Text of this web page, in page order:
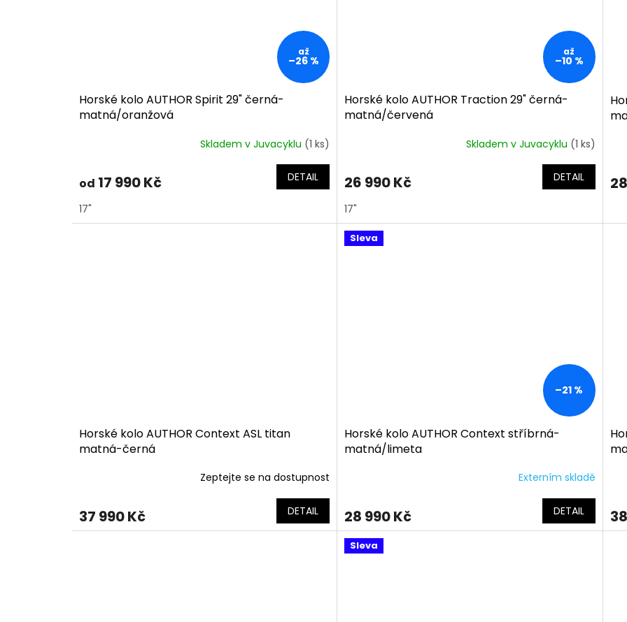
až
–26 %
Horské kolo AUTHOR Spirit 29" černá-
matná/oranžová
Skladem v Juvacyklu (1 ks)
od 17 990 Kč DETAIL
17"
až
–10 %
Horské kolo AUTHOR Traction 29" černá-
matná/červená
Skladem v Juvacyklu (1 ks)
26 990 Kč DETAIL
17"
Horské kolo AUTHOR Context ASL titan
matná-černá
Zeptejte se na dostupnost
37 990 Kč DETAIL
Sleva
–21 %
Horské kolo AUTHOR Context stříbrná-
matná/limeta
Externím skladě
28 990 Kč DETAIL
Sleva